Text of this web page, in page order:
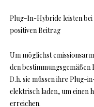
Plug-In-Hybride leisten bei
positiven Beitrag
Um möglichst
den
D.h. sie müssen ihre
elektrisch laden, um einen
erreichen.